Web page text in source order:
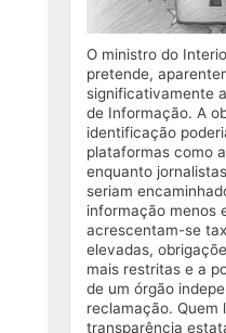
O ministro do
pretende,
significativamente
de Informação. A
identificação
plataformas como
enquanto
seriam
informação menos
acrescentam-se
elevadas,
mais restritas e a
de um órgão
reclamação. Quem
transparência